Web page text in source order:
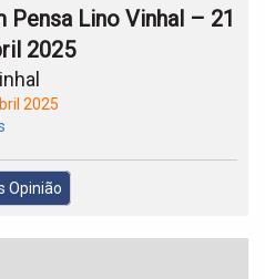
Pensa Lino Vinhal – 21
2025
2025
Opinião